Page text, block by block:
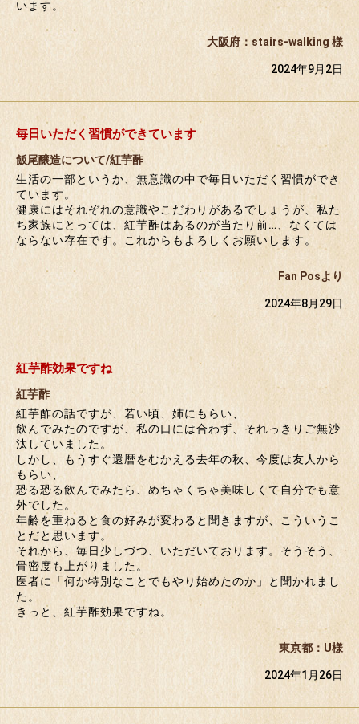
います。
大阪府：stairs-walking 様
2024年9月2日
毎日いただく習慣ができています
飯尾醸造について/紅芋酢
生活の一部というか、無意識の中で毎日いただく習慣ができ
ています。
健康にはそれぞれの意識やこだわりがあるでしょうが、私た
ち家族にとっては、紅芋酢はあるのが当たり前…、なくては
ならない存在です。これからもよろしくお願いします。
Fan Posより
2024年8月29日
紅芋酢効果ですね
紅芋酢
紅芋酢の話ですが、若い頃、姉にもらい、
飲んでみたのですが、私の口には合わず、それっきりご無沙
汰していました。
しかし、もうすぐ還暦をむかえる去年の秋、今度は友人から
もらい、
恐る恐る飲んでみたら、めちゃくちゃ美味しくて自分でも意
外でした。
年齢を重ねると食の好みが変わると聞きますが、こういうこ
とだと思います。
それから、毎日少しづつ、いただいております。そうそう、
骨密度も上がりました。
医者に「何か特別なことでもやり始めたのか」と聞かれまし
た。
きっと、紅芋酢効果ですね。
東京都：U様
2024年1月26日